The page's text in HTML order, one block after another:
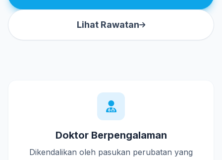
Lihat Rawatan
Doktor Berpengalaman
Dikendalikan oleh pasukan perubatan yang